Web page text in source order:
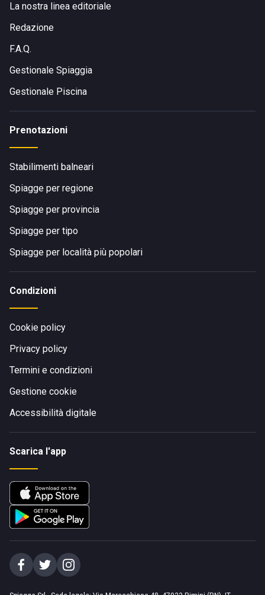
La nostra linea editoriale
Redazione
F.A.Q.
Gestionale Spiaggia
Gestionale Piscina
Prenotazioni
Stabilimenti balneari
Spiagge per regione
Spiagge per provincia
Spiagge per tipo
Spiagge per località più popolari
Condizioni
Cookie policy
Privacy policy
Termini e condizioni
Gestione cookie
Accessibilità digitale
Scarica l'app